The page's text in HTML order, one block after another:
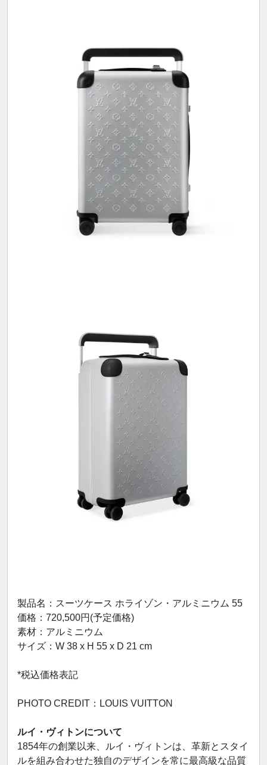
製品名：スーツケース ホライゾン・アルミニウム 55
価格：720,500円(予定価格)
素材：アルミニウム
サイズ：W 38 x H 55 x D 21 cm
*税込価格表記
PHOTO CREDIT：LOUIS VUITTON
ルイ・ヴィトンについて
1854年の創業以来、ルイ・ヴィトンは、革新とスタイ
ルを組み合わせた独自のデザインを常に最高級な品質